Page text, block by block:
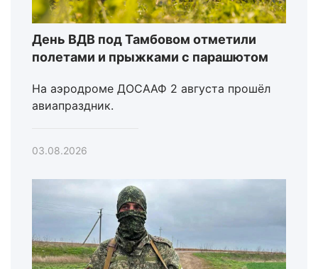
День ВДВ под Тамбовом отметили
полетами и прыжками с парашютом
На аэродроме ДОСААФ 2 августа прошёл
авиапраздник.
03.08.2026